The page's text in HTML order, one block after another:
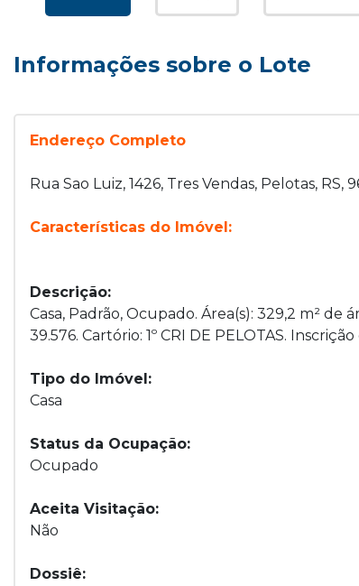
Informações sobre o Lote
Endereço Completo
Rua Sao Luiz, 1426, Tres Vendas, Pelotas, RS,
Características do Imóvel:
Descrição:
Casa, Padrão, Ocupado. Área(s): 329,2 m²
39.576. Cartório: 1º CRI DE PELOTAS.
Tipo do Imóvel:
Casa
Status da Ocupação:
Ocupado
Aceita Visitação:
Não
Dossiê: